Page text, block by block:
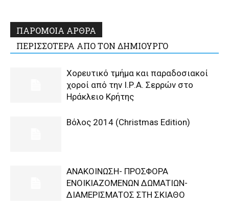
ΠΑΡΟΜΟΙΑ ΑΡΘΡΑ
ΠΕΡΙΣΣΟΤΕΡΑ ΑΠΟ ΤΟΝ ΔΗΜΙΟΥΡΓΟ
Χορευτικό τμήμα και παραδοσιακοί
χοροί από την Ι.Ρ.Α. Σερρών στο
Ηράκλειο Κρήτης
Βόλος 2014 (Christmas Edition)
ΑΝΑΚΟΙΝΩΣΗ- ΠΡΟΣΦΟΡΑ
ΕΝΟΙΚΙΑΖΟΜΕΝΩΝ ΔΩΜΑΤΙΩΝ-
ΔΙΑΜΕΡΙΣΜΑΤΟΣ ΣΤΗ ΣΚΙΑΘΟ